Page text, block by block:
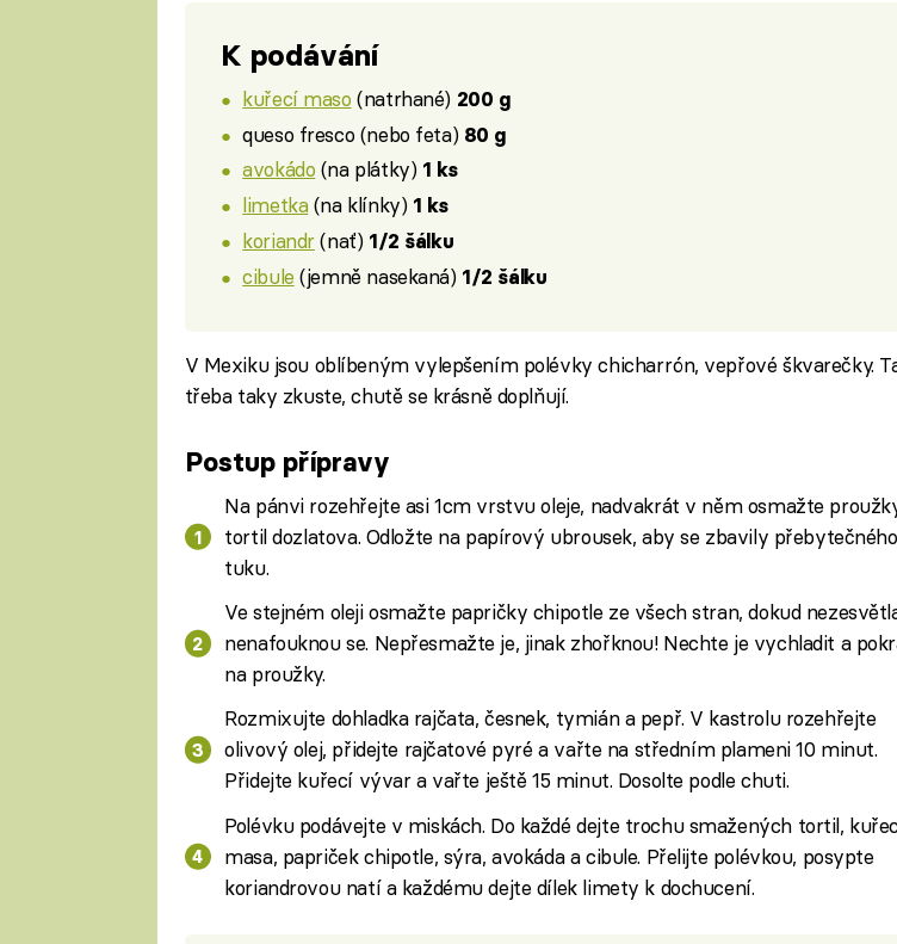
K podávání
kuřecí maso (natrhané) 200 g
queso fresco (nebo feta) 80 g
avokádo (na plátky) 1 ks
limetka(na klínky) 1 ks
koriandr(nať) 1/2 šálku
cibule (jemně nasekaná) 1/2 šálku
V Mexiku jsou oblíbeným vylepšením polévky chicharrón, vepřové škvarečky.
třeba taky zkuste, chutě se krásně doplňují.
Postup přípravy
Na pánvi rozehřejte asi 1cm vrstvu oleje, nadvakrát v něm osmažte
tortil dozlatova. Odložte na papírový ubrousek, aby se zbavily přebytečného
tuku.
Ve stejném oleji osmažte papričky chipotle ze všech stran, dokud
nenafouknou se. Nepřesmažte je, jinak zhořknou! Nechte je vychladit a
na proužky.
Rozmixujte dohladka rajčata, česnek, tymián a pepř. V kastrolu rozehřejte
olivový olej, přidejte rajčatové pyré a vařte na středním plameni 10 minut.
Přidejte kuřecí vývar a vařte ještě 15 minut. Dosolte podle chuti.
Polévku podávejte v miskách. Do každé dejte trochu smažených tortil,
masa, papriček chipotle, sýra, avokáda a cibule. Přelijte polévkou, posypte
koriandrovou natí a každému dejte dílek limety k dochucení.